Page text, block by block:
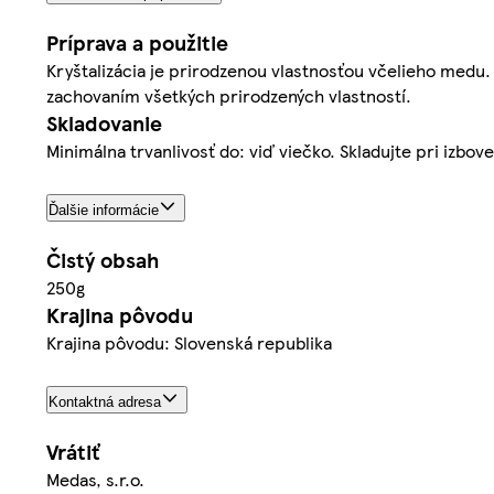
Príprava a použitie
Kryštalizácia je prirodzenou vlastnosťou včelieho
zachovaním všetkých prirodzených vlastností.
Skladovanie
Minimálna trvanlivosť do: viď viečko. Skladujte pri
Ďalšie informácie
Čistý obsah
250g
Krajina pôvodu
Krajina pôvodu: Slovenská republika
Kontaktná adresa
Vrátiť
Medas, s.r.o.